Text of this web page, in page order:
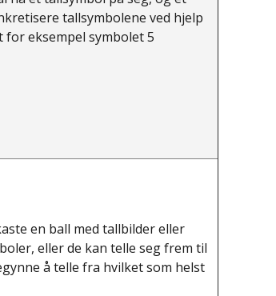
tallsymbolene ved hjelp
eksempel symbolet 5
en ball med tallbilder eller
eller de kan telle seg frem til
å telle fra hvilket som helst